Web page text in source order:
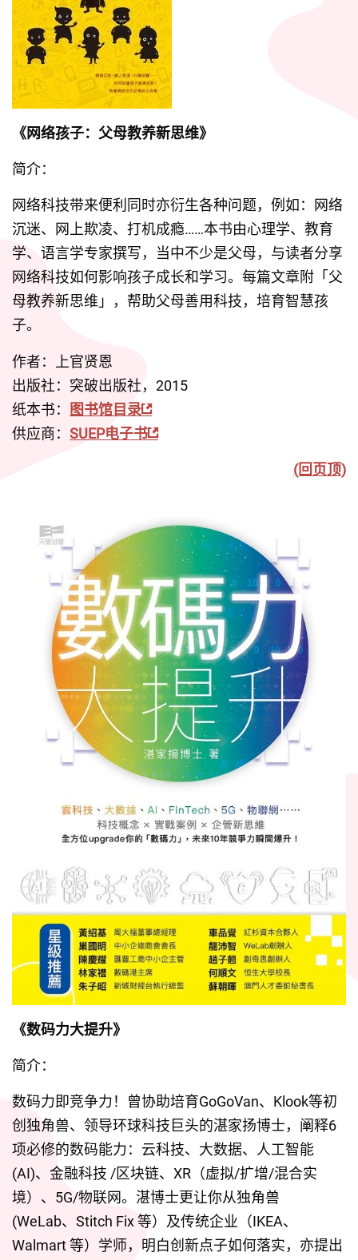
《网络孩子：父母教养新思维》
简介：
网络科技带来便利同时亦衍生各种问题，例如：网络
沉迷、网上欺凌、打机成瘾……本书由心理学、教育
学、语言学专家撰写，当中不少是父母，与读者分享
网络科技如何影响孩子成长和学习。每篇文章附「父
母教养新思维」，帮助父母善用科技，培育智慧孩
子。
作者：上官贤恩
出版社：突破出版社，2015
纸本书： 图书馆目录
供应商： SUEP电子书
(回页顶)
《数码力大提升》
简介：
数码力即竞争力！曾协助培育GoGoVan、Klook等初
创独角兽、领导环球科技巨头的湛家扬博士，阐释6
项必修的数码能力：云科技、大数据、人工智能
(AI)、金融科技 /区块链、XR（虚拟/扩增/混合实
境）、5G/物联网。湛博士更让你从独角兽
(WeLab、Stitch Fix 等）及传统企业（IKEA、
Walmart 等）学师，明白创新点子如何落实，亦提出